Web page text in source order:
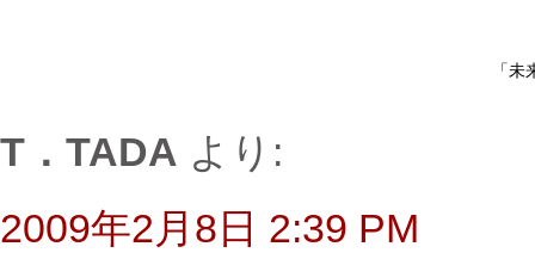
「
T．TADA より:
2009年2月8日 2:39 PM